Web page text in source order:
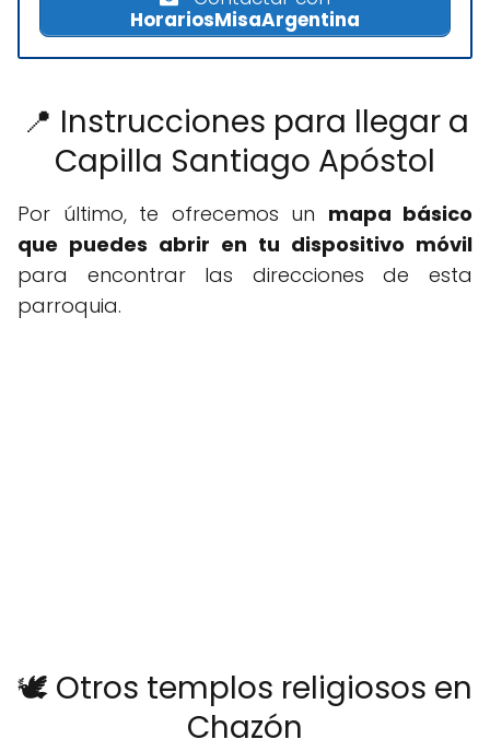
HorariosMisaArgentina
📍 Instrucciones para llegar a
Capilla Santiago Apóstol
Por último, te ofrecemos un mapa básico
que puedes abrir en tu dispositivo móvil
para encontrar las direcciones de esta
parroquia.
🕊️ Otros templos religiosos en
Chazón